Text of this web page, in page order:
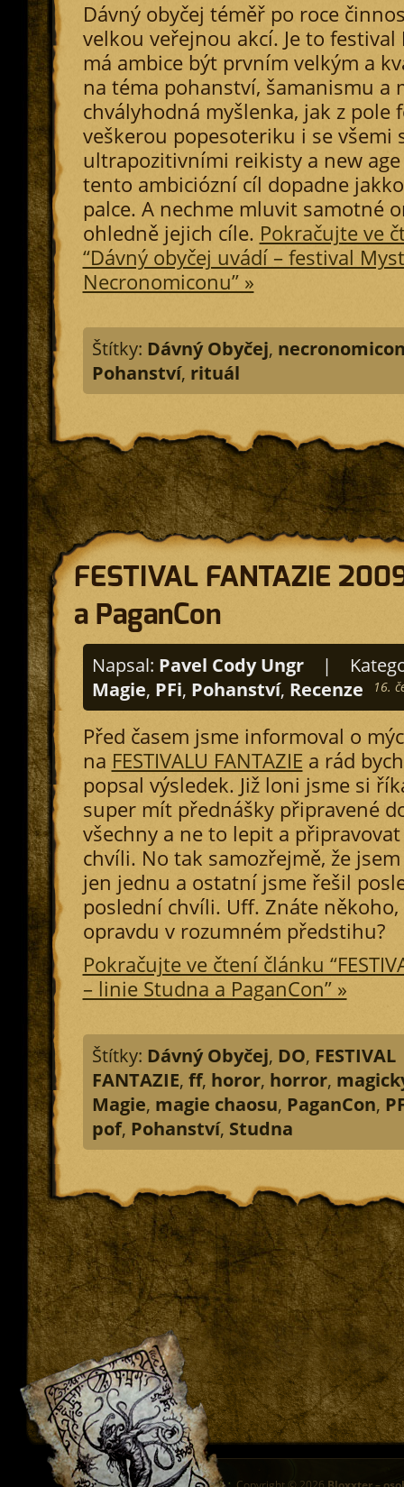
Dávný obyčej téměř po roce
velkou veřejnou akcí. Je to festival
má ambice být prvním velkým a
na téma pohanství, šamanismu a
chvályhodná myšlenka, jak z pole
veškerou popesoteriku i se všemi
ultrapozitivními reikisty a new
tento ambiciózní cíl dopadne
palce. A nechme mluvit samotné
ohledně jejich cíle. Pokračujte ve
“Dávný obyčej uvádí – festival
Necronomiconu” »
Štítky: Dávný Obyčej,
Pohanství, rituál
FESTIVAL FANTAZIE
a PaganCon
Napsal: Pavel Cody Ungr |
Magie, PFi, Pohanství, Recenze 16.
Před časem jsme informoval o
na FESTIVALU FANTAZIE a rád
popsal výsledek. Již loni jsme si
super mít přednášky připravené
všechny a ne to lepit a
chvíli. No tak samozřejmě, že
jen jednu a ostatní jsme řešil
poslední chvíli. Uff. Znáte
opravdu v rozumném předstihu?
Pokračujte ve čtení článku
– linie Studna a PaganCon” »
Štítky: Dávný Obyčej, DO, FESTIVAL
FANTAZIE, ff, horor, horror,
Magie, magie chaosu, PaganCon,
pof, Pohanství, Studna